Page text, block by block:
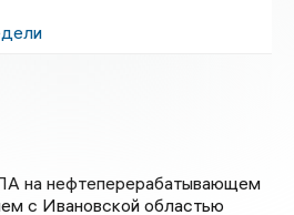
на нефтеперерабатывающем
с Ивановской областью